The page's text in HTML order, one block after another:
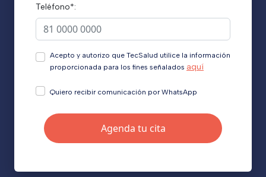
Teléfono*:
Acepto y autorizo que TecSalud utilice la información
proporcionada para los fines señalados aquí
Quiero recibir comunicación por WhatsApp
Agenda tu cita